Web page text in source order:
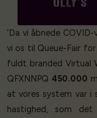
‘Da vi åbnede
vi os til Queue-Fair
fuldt branded Virtual
QFXNNPQ 450.000
at vores system var i
hastighed, som det